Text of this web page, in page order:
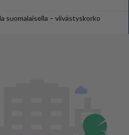
suomalaisella – viivästyskorko